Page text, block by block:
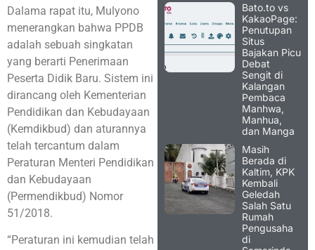
Dalama rapat itu, Mulyono
menerangkan bahwa PPDB
adalah sebuah singkatan
yang berarti Penerimaan
Peserta Didik Baru. Sistem ini
dirancang oleh Kementerian
Pendidikan dan Kebudayaan
(Kemdikbud) dan aturannya
telah tercantum dalam
Peraturan Menteri Pendidikan
dan Kebudayaan
(Permendikbud) Nomor
51/2018.
“Peraturan ini kemudian telah
Bato.to vs
KakaoPage:
Penutupan
Situs
Bajakan Picu
Debat
Sengit di
Kalangan
Pembaca
Manhwa,
Manhua,
dan Manga
Masih
Berada di
Kaltim, KPK
Kembali
Geledah
Salah Satu
Rumah
Pengusaha
di